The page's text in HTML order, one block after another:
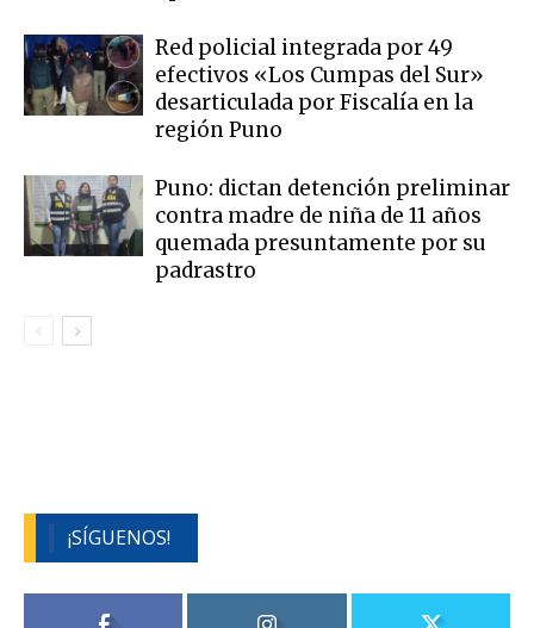
Red policial integrada por 49
efectivos «Los Cumpas del Sur»
desarticulada por Fiscalía en la
región Puno
Puno: dictan detención preliminar
contra madre de niña de 11 años
quemada presuntamente por su
padrastro
¡SÍGUENOS!